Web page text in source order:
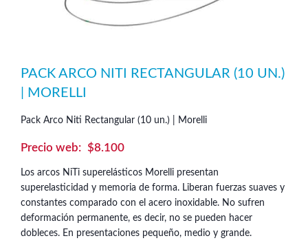
PACK ARCO NITI RECTANGULAR (10 UN.)
| MORELLI
Pack Arco Niti Rectangular (10 un.) | Morelli
$8.100
Los arcos NiTi superelásticos Morelli presentan
superelasticidad y memoria de forma. Liberan fuerzas suaves y
constantes comparado con el acero inoxidable. No sufren
deformación permanente, es decir, no se pueden hacer
dobleces. En presentaciones pequeño, medio y grande.